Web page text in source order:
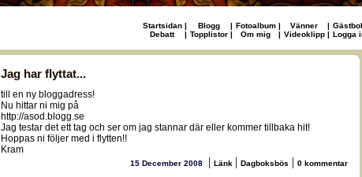
Startsidan | Blogg | Fotoalbum | Vänner |
Debatt
| Topplistor | Om mig | Videoklipp | Logga
Jag har flyttat...
till en ny bloggadress!
Nu hittar ni mig på
http://asod.blogg.se
Jag testar det ett tag och ser om jag stannar där eller kommer tillbaka hit!
Hoppas ni följer med i flytten!!
Kram
15 December 2008 | Länk | Dagboksbös | 0 kommentar